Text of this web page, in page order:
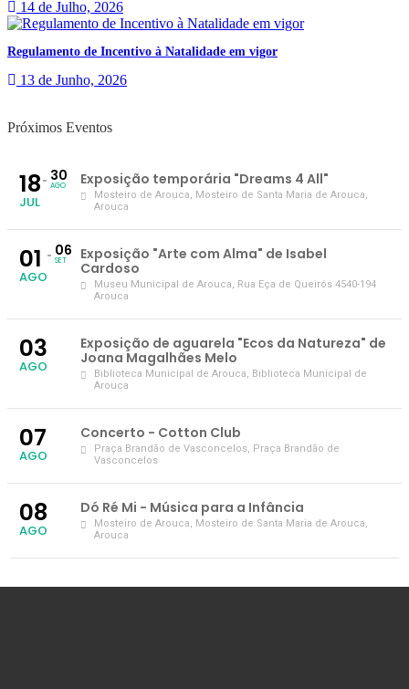
14 de Julho, 2026
Regulamento de Incentivo à Natalidade em vigor
13 de Junho, 2026
Próximos Eventos
18
JUL
30
AGO Exposição temporária "Dreams 4 All"
Mosteiro de Arouca, Mosteiro de Santa Maria de Arouca,
Arouca
01
AGO
06
SET
Exposição "Arte com Alma" de Isabel
Cardoso
Museu Municipal de Arouca, Rua Eça de Queirós 4540-194
Arouca
03
AGO
Exposição de aguarela "Ecos da Natureza" de
Joana Magalhães Melo
Biblioteca Municipal de Arouca, Biblioteca Municipal de
Arouca
07
AGO
Concerto - Cotton Club
Praça Brandão de Vasconcelos, Praça Brandão de
Vasconcelos
08
AGO
Dó Ré Mi - Música para a Infância
Mosteiro de Arouca, Mosteiro de Santa Maria de Arouca,
Arouca